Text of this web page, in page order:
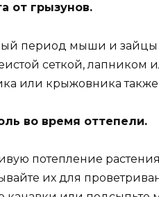
от грызунов.
период мыши и зайцы
сеткой, лапником
или крыжовника
во время оттепели.
потепление
их для